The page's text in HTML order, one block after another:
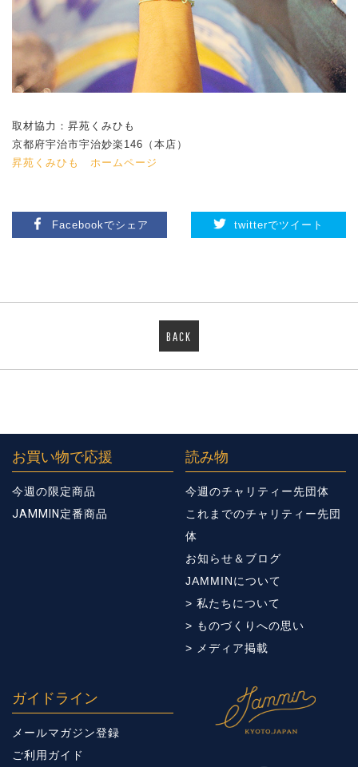
取材協力：昇苑くみひも
京都府宇治市宇治妙楽146（本店）
昇苑くみひも ホームページ
Facebookでシェア twitterでツイート
BACK
お買い物で応援
今週の限定商品
JAMMIN定番商品
読み物
今週のチャリティー先団体
これまでのチャリティー先団
体
お知らせ＆ブログ
JAMMINについて
> 私たちについて
> ものづくりへの思い
> メディア掲載
ガイドライン
メールマガジン登録
ご利用ガイド